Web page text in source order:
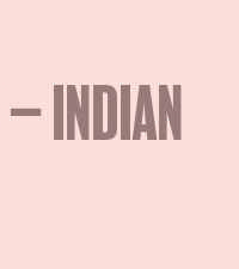
Indian